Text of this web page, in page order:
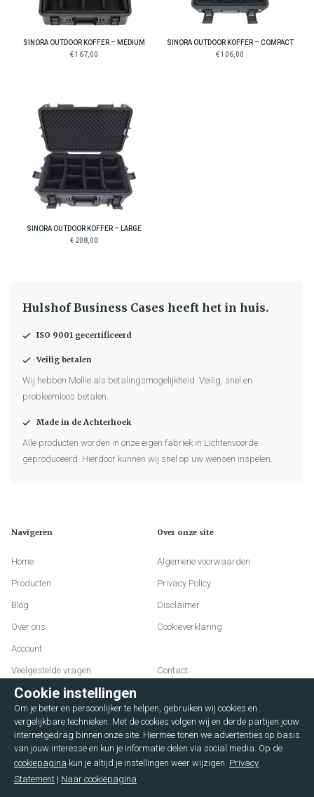
SINORA OUTDOOR KOFFER – MEDIUM
€ 167,00
SINORA OUTDOOR KOFFER – COMPACT
€ 106,00
SINORA OUTDOOR KOFFER – LARGE
€ 208,00
Hulshof Business Cases heeft het in huis.
ISO 9001 gecertificeerd
Veilig betalen
Wij hebben Mollie als betalingsmogelijkheid. Veilig, snel en
probleemloos betalen.
Made in de Achterhoek
Alle producten worden in onze eigen fabriek in Lichtenvoorde
geproduceerd. Hierdoor kunnen wij snel op uw wensen inspelen.
Navigeren
Home
Producten
Blog
Over ons
Account
Veelgestelde vragen
Over onze site
Algemene voorwaarden
Privacy Policy
Disclaimer
Cookieverklaring
Contact
Lievelderweg 72
7131 MD Lichtenvoorde
+31 544376596
Cookie instellingen
Om je beter en persoonlijker te helpen, gebruiken wij cookies en
vergelijkbare technieken. Met de cookies volgen wij en derde partijen jouw
internetgedrag binnen onze site. Hiermee tonen we advertenties op basis
van jouw interesse en kun je informatie delen via social media. Op de
cookiepagina kun je altijd je instellingen weer wijzigen. Privacy
Statement | Naar cookiepagina